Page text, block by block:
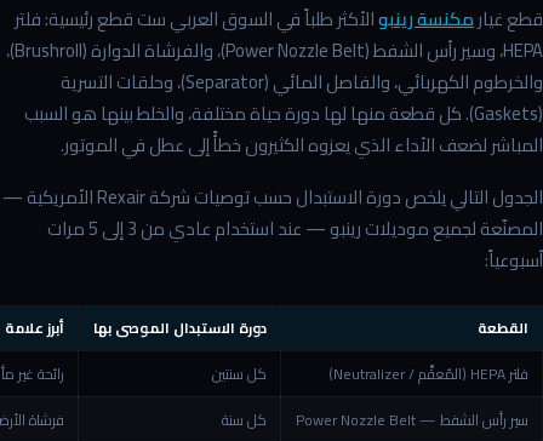
قطع غيارمكنسة رينبوالأكثر طلباً في السوق العربي ست قطع رئيسية: فلتر
HEPA، وسير رأس الشفط (Power Nozzle Belt)، والفرشاة الدوارة (Brushroll)،
والخرطوم الكهربائي، والفاصل المائي (Separator)، وحلقات التسرية
(Gaskets). كل قطعة منها لها دورة حياة مختلفة، والخلط بينها هو السبب
المباشر لضعف الأداء الذي يعزوه الكثيرون خطأً إلى عطل في الموتور.
الجدول التالي يلخص دورة الاستبدال حسب توصيات شركة Rexair الأمريكية —
المصنّعة لجميع موديلات رينبو — عند استخدام عادي من 3 إلى 5 مرات
أسبوعياً:
القطعة دورة الاستبدال الموصى بها أبرز
فلتر HEPA (المُعقِّم / Neutralizer) كل سنتين
رائحة غير
سير رأس الشفط — Power Nozzle Belt
كل سنة
فرشاة